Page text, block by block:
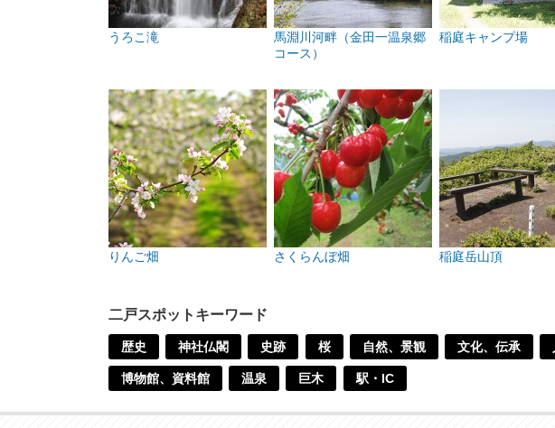
うろこ滝
馬淵川河畔（金田一温泉郷
コース）
稲庭キャンプ場
りんご畑 さくらんぼ畑 稲庭岳山頂
二戸スポットキーワード
歴史 神社仏閣 史跡 桜 自然、景観 文化、伝承
博物館、資料館 温泉 巨木 駅・IC